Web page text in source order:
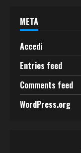
META
Accedi
Entries feed
Comments feed
WordPress.org